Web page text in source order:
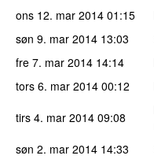
ons 12. mar 2014 01:15
søn 9. mar 2014 13:03
fre 7. mar 2014 14:14
tors 6. mar 2014 00:12
tirs 4. mar 2014 09:08
søn 2. mar 2014 14:33